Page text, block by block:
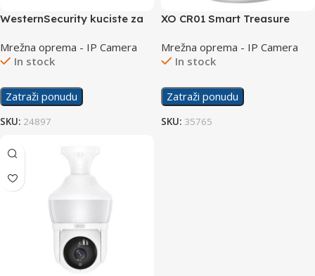
WesternSecurity kuciste za
Mrežna oprema - IP Camera
In stock
Zatraži ponudu
SKU: 24897
XO CR01 Smart Treasure
Mrežna oprema - IP Camera
In stock
Zatraži ponudu
SKU: 35765